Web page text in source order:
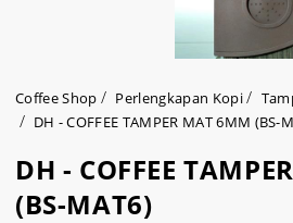
Coffee Shop Perlengkapan Kopi
DH - COFFEE TAMPER MAT 6MM (BS-
DH - COFFEE
(BS-MAT6)